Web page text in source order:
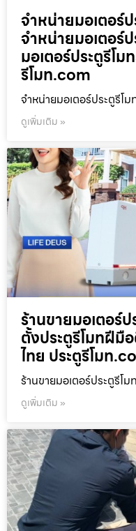
จำหน่ายมอเตอร์
จำหน่ายมอเตอร์
มอเตอร์ประตูรีโม
รีโมท.com
จำหน่ายมอเตอร์ประตูรีโ
ดูเพิ่มเติม »
ร้านขายมอเตอร์ป
ตั้งประตูรีโมทฝีมื
ไทย ประตูรีโมท
ร้านขายมอเตอร์ประตูรีโม
ดูเพิ่มเติม »